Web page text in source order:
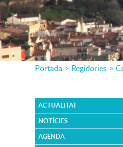
Portada > Regidories >
ACTUALITAT
NOTÍCIES
AGENDA